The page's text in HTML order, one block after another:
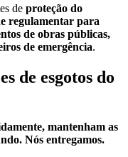
de proteção do
regulamentar para
de obras públicas,
de emergência.
de esgotos do
mantenham as
Nós entregamos.